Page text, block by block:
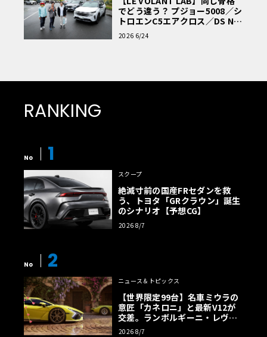
でどう違う？ プジョー5008／シ
トロエンC5エアクロス／DS Nº4
読者一気乗りレポート
2026 6/24
RANKING
No 1
スクープ
絶滅寸前の国産FRセダンを救
う、トヨタ「GRクラウン」誕生
のシナリオ【予想CG】
2026 8/7
No 2
ニュース＆トピックス
【世界限定99台】名車ミウラの
意匠「カネロニ」と最新V12が
交差。ランボルギーニ・レヴエ
ルトに60周年記念車が登場
2026 8/7